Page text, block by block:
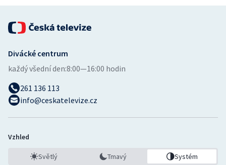
Divácké centrum
každý všední den:8:00—16:00 hodin
261 136 113
info@ceskatelevize.cz
Vzhled
Světlý Tmavý Systém